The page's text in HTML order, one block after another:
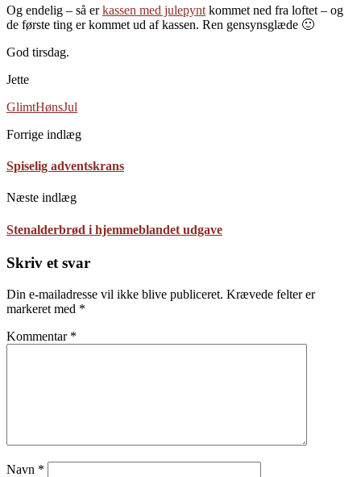
Og endelig – så erkassen med julepynt kommet ned fra loftet – og
de første ting er kommet ud af kassen. Ren gensynsglæde 🙂
God tirsdag.
Jette
GlimtHønsJul
Forrige indlæg
Spiselig adventskrans
Næste indlæg
Stenalderbrød i hjemmeblandet udgave
Skriv et svar
Din e-mailadresse vil ikke blive publiceret. Krævede felter er
markeret med *
Kommentar *
Navn *